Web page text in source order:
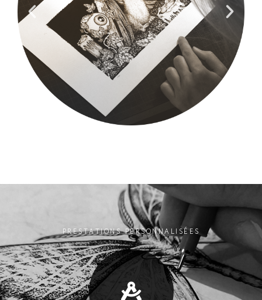
PRESTATIONS PERSONNALISÉES